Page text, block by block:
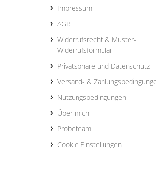
Impressum
AGB
Widerrufsrecht & Muster-
Widerrufsformular
Privatsphäre und Datenschutz
Versand- &
Nutzungsbedingungen
Über mich
Probeteam
Cookie Einstellungen